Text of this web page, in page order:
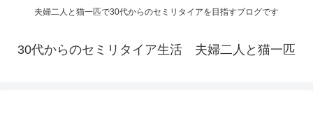
夫婦二人と猫一匹で30代からのセミリタイアを目指すブログです
30代からのセミリタイア生活 夫婦二人と猫一匹